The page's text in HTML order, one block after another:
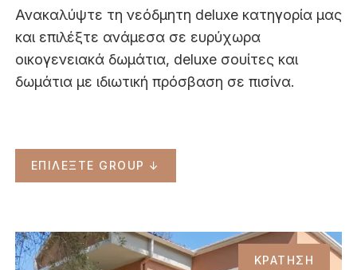
Ανακαλύψτε τη νεόδμητη deluxe κατηγορία μας
και επιλέξτε ανάμεσα σε ευρύχωρα
οικογενειακά δωμάτια, deluxe σουίτες και
δωμάτια με ιδιωτική πρόσβαση σε πισίνα.
ΕΠΙΛΕΞΤΕ GROUP ↓
ΚΡΑΤΗΣΗ